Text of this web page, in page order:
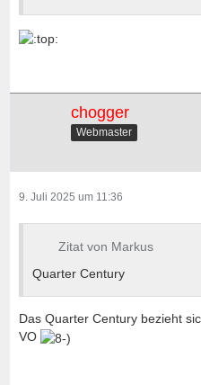
chogger
Webmaster
9. Juli 2025 um 11:36
Zitat von Markus
Quarter Century
Das Quarter Century bezieht
VO